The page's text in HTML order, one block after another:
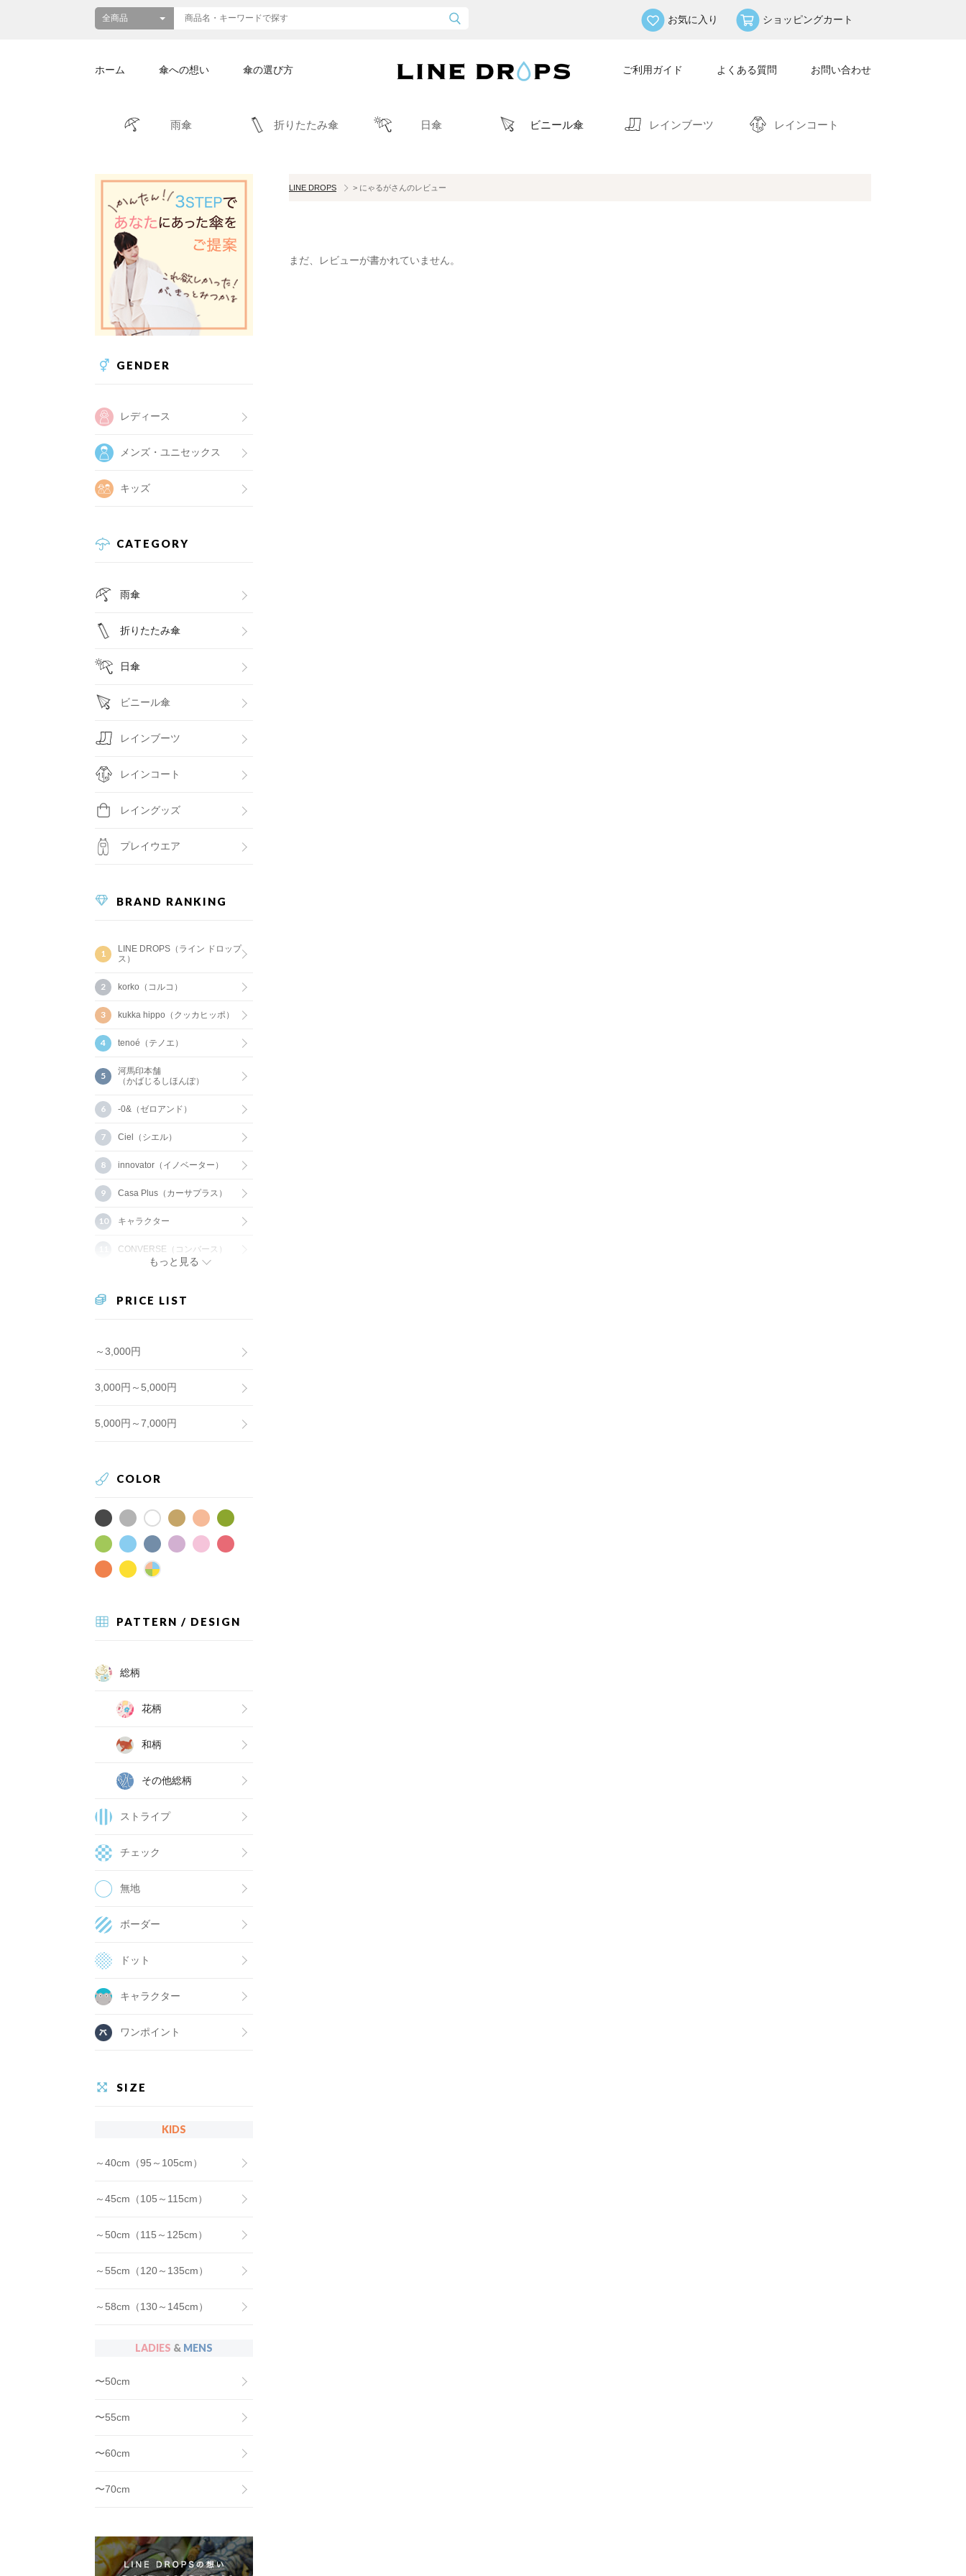
お気に入り ショッピングカート
ホーム 傘への想い 傘の選び方 ご利用ガイド よくある質問 お問い合わせ
雨傘 折りたたみ傘 日傘 ビニール傘 レインブーツ レインコート
GENDER
レディース
メンズ・ユニセックス
キッズ
CATEGORY
雨傘
折りたたみ傘
日傘
ビニール傘
レインブーツ
レインコート
レイングッズ
プレイウエア
BRAND RANKING
LINE DROPS（ライン ドロップ
ス）
korko（コルコ）
kukka hippo（クッカヒッポ）
tenoé（テノエ）
河馬印本舗
（かばじるしほんぽ）
-0&（ゼロアンド）
Ciel（シエル）
innovator（イノベーター）
Casa Plus（カーサプラス）
キャラクター
CONVERSE（コンバース）
もっと見る
PRICE LIST
～3,000円
3,000円～5,000円
5,000円～7,000円
COLOR
PATTERN / DESIGN
総柄
花柄
和柄
その他総柄
ストライプ
チェック
無地
ボーダー
ドット
キャラクター
ワンポイント
SIZE
KIDS
～40cm（95～105cm）
～45cm（105～115cm）
～50cm（115～125cm）
～55cm（120～135cm）
～58cm（130～145cm）
LADIES & MENS
〜50cm
〜55cm
〜60cm
〜70cm
LINE DROPS > にゃるがさんのレビュー
まだ、レビューが書かれていません。